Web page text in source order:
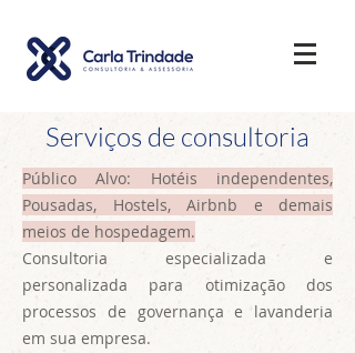
Serviços de consultoria
Público Alvo: Hotéis independentes,
Pousadas, Hostels, Airbnb e demais
meios de hospedagem.
Consultoria especializada e
personalizada para otimização dos
processos de governança e lavanderia
em sua empresa.